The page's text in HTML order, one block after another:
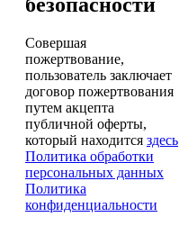
Совершая
пожертвование,
пользователь заключает
договор пожертвования
путем акцепта
публичной оферты,
который находится здесь
Политика обработки
персональных данных
Политика
конфиденциальности